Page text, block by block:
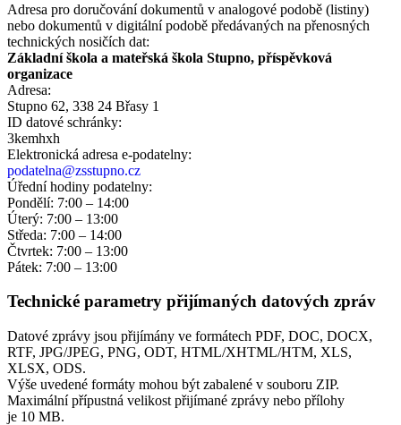
Adresa pro doručování dokumentů v analogové podobě (listiny)
nebo dokumentů v digitální podobě předávaných na přenosných
technických nosičích dat:
Základní škola a mateřská škola Stupno, příspěvková
organizace
Adresa:
Stupno 62, 338 24 Břasy 1
ID datové schránky:
3kemhxh
Elektronická adresa e‑podatelny:
podatelna@zsstupno.cz
Úřední hodiny podatelny:
Pondělí: 7:00 – 14:00
Úterý: 7:00 – 13:00
Středa: 7:00 – 14:00
Čtvrtek: 7:00 – 13:00
Pátek: 7:00 – 13:00
Technické parametry přijímaných datových zpráv
Datové zprávy jsou přijímány ve formátech PDF, DOC, DOCX,
RTF, JPG/JPEG, PNG, ODT, HTML/XHTML/HTM, XLS,
XLSX, ODS.
Výše uvedené formáty mohou být zabalené v souboru ZIP.
Maximální přípustná velikost přijímané zprávy nebo přílohy
je 10 MB.